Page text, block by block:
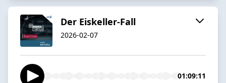
Der Eiskeller-Fall
2026-02-07
01:09:11